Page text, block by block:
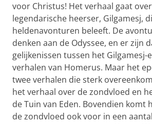
voor Christus! Het verhaal gaat
legendarische heerser, Gilgamesj,
heldenavonturen beleeft. De
denken aan de Odyssee, en er zijn
gelijkenissen tussen het Gilgamesj-
verhalen van Homerus. Maar het
twee verhalen die sterk
het verhaal over de zondvloed en
de Tuin van Eden. Bovendien komt
de zondvloed ook voor in een